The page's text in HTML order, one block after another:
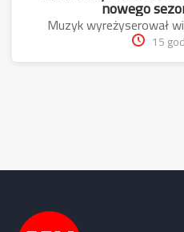
nowego
Muzyk wyreżyserował
15